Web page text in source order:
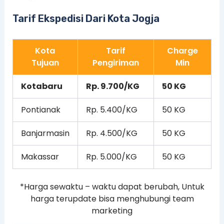
Tarif Ekspedisi Dari Kota Jogja
Kota
Tujuan
Tarif
Pengiriman
Charge
Min
Kotabaru Rp. 9.700/KG 50 KG
Pontianak Rp. 5.400/KG 50 KG
Banjarmasin Rp. 4.500/KG 50 KG
Makassar Rp. 5.000/KG 50 KG
*Harga sewaktu – waktu dapat berubah, Untuk
harga terupdate bisa menghubungi team
marketing